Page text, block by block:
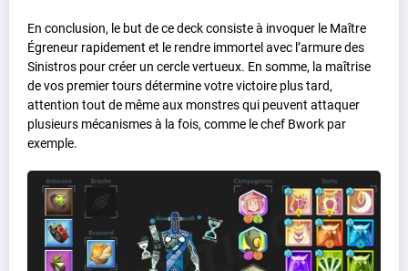
En conclusion, le but de ce deck consiste à invoquer le Maître
Égreneur rapidement et le rendre immortel avec l’armure des
Sinistros pour créer un cercle vertueux. En somme, la maîtrise
de vos premier tours détermine votre victoire plus tard,
attention tout de même aux monstres qui peuvent attaquer
plusieurs mécanismes à la fois, comme le chef Bwork par
exemple.